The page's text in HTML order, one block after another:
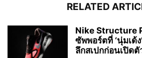
RELATED
Nike Structure
ซัพพอร์ตที่ ‘นุ่มเด้
ลึกสเปกก่อนเปิด